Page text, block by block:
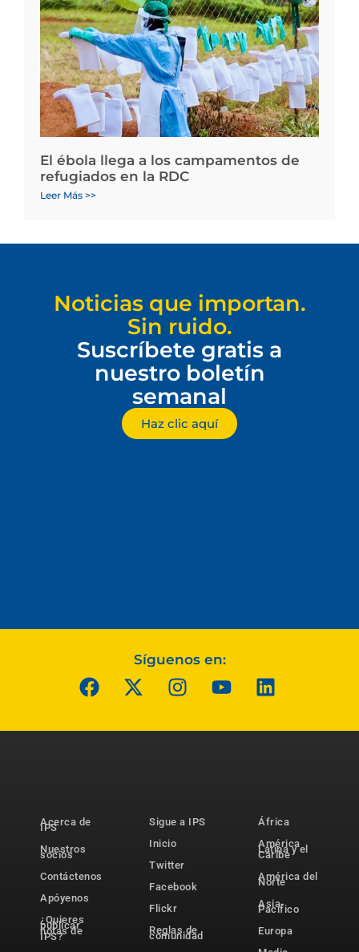
El ébola llega a los campamentos de
refugiados en la RDC
Leer Más >>
Noticias que importan.
Sin ruido.
Suscríbete gratis a
nuestro boletín
semanal
Haz clic aquí
Síguenos en:
Acerca de
IPS
Nuestros
socios
Contáctenos
Apóyenos
¿Quieres
publicar
notas de
IPS?
Sigue a IPS
Inicio
Twitter
Facebook
Flickr
Reglas de
comunidad
África
América
Latina y el
Caribe
América del
Norte
Asia-
Pacífico
Europa